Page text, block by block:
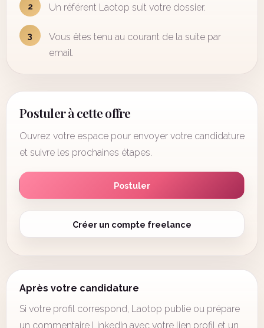
2 Un référent Laotop suit votre dossier.
3
Vous êtes tenu au courant de la suite par
email.
Postuler à cette offre
Ouvrez votre espace pour envoyer votre candidature
et suivre les prochaines étapes.
Postuler
Créer un compte freelance
Après votre candidature
Si votre profil correspond, Laotop publie ou prépare
un commentaire LinkedIn avec votre lien profil et un